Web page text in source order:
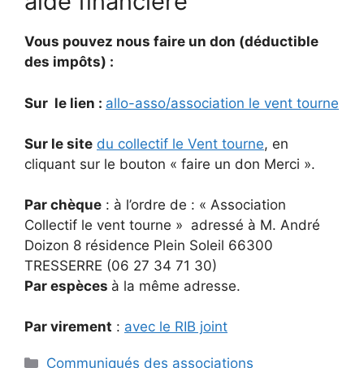
Vous pouvez nous faire un don (déductible
des impôts) :
Sur le lien : allo-asso/association le vent tourne
Sur le site du collectif le Vent tourne, en
cliquant sur le bouton « faire un don Merci ».
Par chèque : à l’ordre de : « Association
Collectif le vent tourne » adressé à M. André
Doizon 8 résidence Plein Soleil 66300
TRESSERRE (06 27 34 71 30)
Par espèces à la même adresse.
Par virement : avec le RIB joint
Catégories
Communiqués des associations